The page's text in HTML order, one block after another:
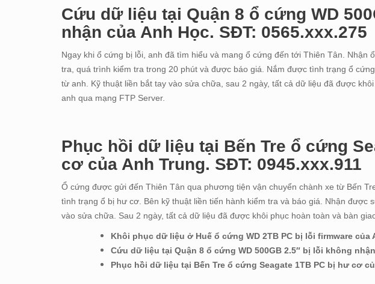
Cứu dữ liệu tại Quận 8 ổ cứng WD
nhận của Anh Học. SĐT: 0565.xxx.275
Ngay khi ổ cứng bị lỗi, anh đã tìm hiểu và mang ổ cứng đến tới Thiên Tân. Nhận
tra, quá trình kiểm tra trong 20 phút và được báo giá. Nắm được tình trạng ổ
từ anh. Kỹ thuật liền bắt tay vào sửa chữa, sau 2 ngày, tất cả dữ liệu đã được
anh qua mạng FTP Server.
Phục hồi dữ liệu tại Bến Tre ổ cứng
cơ của Anh Trung. SĐT: 0945.xxx.911
Ổ cứng được gửi đến Thiên Tân qua phương tiện vận chuyển chành xe từ Bến
tình trạng ổ bị hư cơ. Bên kỹ thuật liền tiến hành kiểm tra và báo giá. Nhận được
vào sửa chữa. Sau 2 ngày, tất cả dữ liệu đã được khôi phục hoàn toàn và bàn
Khôi phục dữ liệu ở Huế ổ cứng WD 2TB PC bị lỗi firmware của
Cứu dữ liệu tại Quận 8 ổ cứng WD 500GB 2.5″ bị lỗi không
Phục hồi dữ liệu tại Bến Tre ổ cứng Seagate 1TB PC bị hư cơ